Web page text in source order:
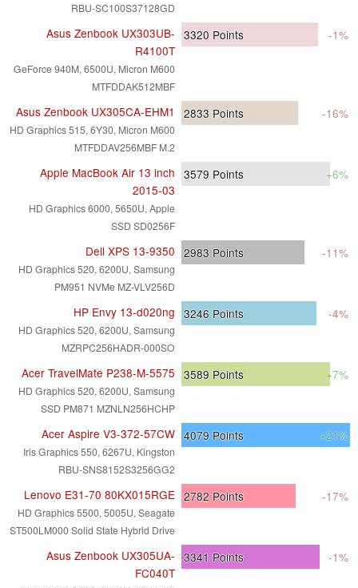
RBU-SC100S37128GD
Asus Zenbook UX303UB-
R4100T
GeForce 940M, 6500U, Micron M600
MTFDDAK512MBF
3320 Points -1%
Asus Zenbook UX305CA-EHM1
HD Graphics 515, 6Y30, Micron M600
MTFDDAV256MBF M.2
2833 Points -16%
Apple MacBook Air 13 inch
2015-03
HD Graphics 6000, 5650U, Apple
SSD SD0256F
3579 Points +6%
Dell XPS 13-9350
HD Graphics 520, 6200U, Samsung
PM951 NVMe MZ-VLV256D
2983 Points -11%
HP Envy 13-d020ng
HD Graphics 520, 6200U, Samsung
MZRPC256HADR-000SO
3246 Points -4%
Acer TravelMate P238-M-5575
HD Graphics 520, 6200U, Samsung
SSD PM871 MZNLN256HCHP
3589 Points +7%
Acer Aspire V3-372-57CW
Iris Graphics 550, 6267U, Kingston
RBU-SNS8152S3256GG2
4079 Points +21%
Lenovo E31-70 80KX015RGE
HD Graphics 5500, 5005U, Seagate
ST500LM000 Solid State Hybrid Drive
2782 Points -17%
Asus Zenbook UX305UA-
FC040T
3341 Points -1%